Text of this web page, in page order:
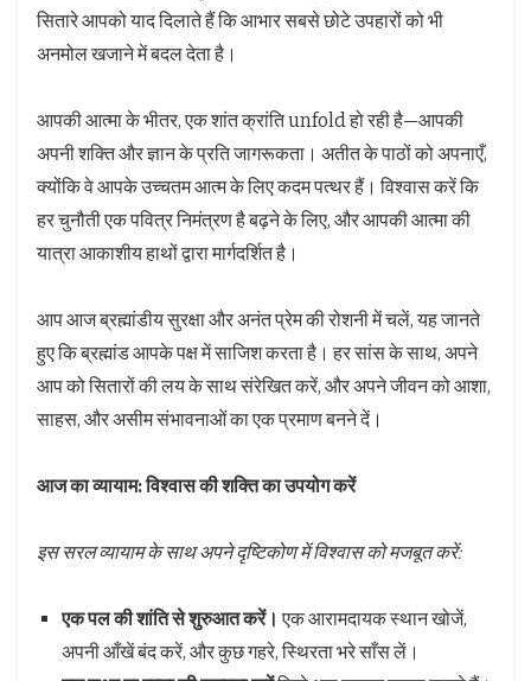
सितारे आपको याद दिलाते हैं कि आभार सबसे छोटे उपहारों को भी
अनमोल खजाने में बदल देता है।
आपकी आत्मा के भीतर, एक शांत क्रांति unfold हो रही है—आपकी
अपनी शक्ति और ज्ञान के प्रति जागरूकता। अतीत के पाठों को अपनाएँ,
क्योंकि वे आपके उच्चतम आत्म के लिए कदम पत्थर हैं। विश्वास करें कि
हर चुनौती एक पवित्र निमंत्रण है बढ़ने के लिए, और आपकी आत्मा की
यात्रा आकाशीय हाथों द्वारा मार्गदर्शित है।
आप आज ब्रह्मांडीय सुरक्षा और अनंत प्रेम की रोशनी में चलें, यह जानते
हुए कि ब्रह्मांड आपके पक्ष में साजिश करता है। हर सांस के साथ, अपने
आप को सितारों की लय के साथ संरेखित करें, और अपने जीवन को आशा,
साहस, और असीम संभावनाओं का एक प्रमाण बनने दें।
आज का व्यायाम: विश्वास की शक्ति का उपयोग करें
इस सरल व्यायाम के साथ अपने दृष्टिकोण में विश्वास को मजबूत करें:
एक पल की शांति से शुरुआत करें। एक आरामदायक स्थान खोजें,
अपनी आँखें बंद करें, और कुछ गहरे, स्थिरता भरे साँस लें।